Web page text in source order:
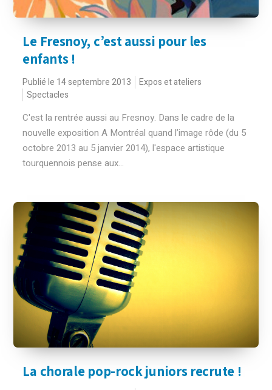
Le Fresnoy, c’est aussi pour les
enfants !
Publié le 14 septembre 2013
Expos et ateliers
Spectacles
C'est la rentrée aussi au Fresnoy. Dans le cadre de la
nouvelle exposition A Montréal quand l’image rôde (du 5
octobre 2013 au 5 janvier 2014), l'espace artistique
tourquennois pense aux...
La chorale pop-rock juniors recrute !